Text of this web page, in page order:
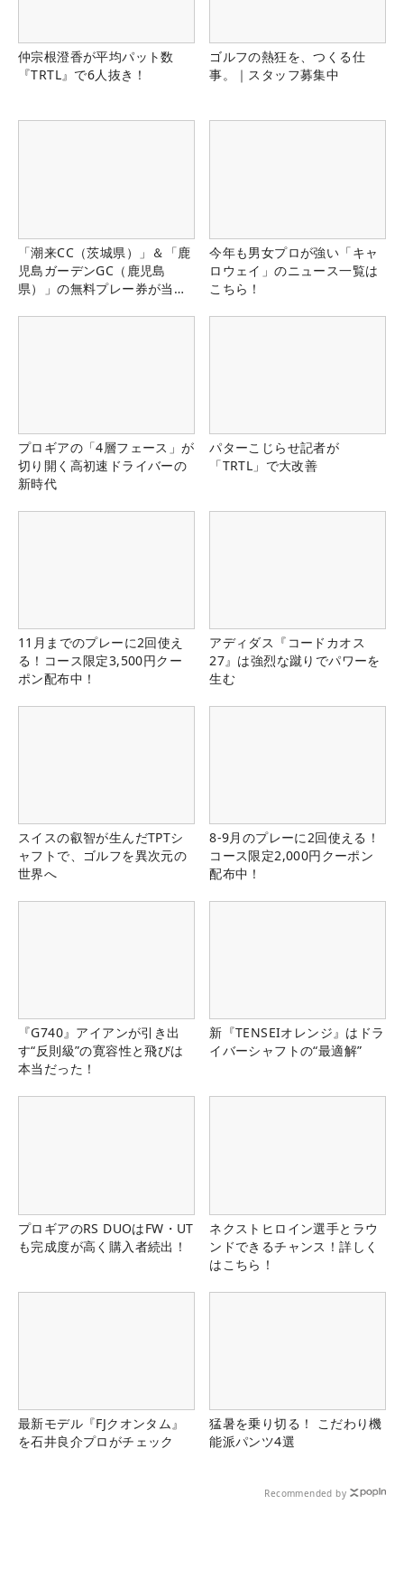
仲宗根澄香が平均パット数
『TRTL』で6人抜き！
ゴルフの熱狂を、つくる仕
事。｜スタッフ募集中
「潮来CC（茨城県）」＆「鹿
児島ガーデンGC（鹿児島
県）」の無料プレー券が当た
今年も男女プロが強い「キャ
ロウェイ」のニュース一覧は
こちら！
プロギアの「4層フェース」が
切り開く高初速ドライバーの
新時代
パターこじらせ記者が
「TRTL」で大改善
11月までのプレーに2回使え
る！コース限定3,500円クー
ポン配布中！
アディダス『コードカオス
27』は強烈な蹴りでパワーを
生む
スイスの叡智が生んだTPTシ
ャフトで、ゴルフを異次元の
世界へ
8-9月のプレーに2回使える！
コース限定2,000円クーポン
配布中！
『G740』アイアンが引き出
す“反則級”の寛容性と飛びは
本当だった！
新『TENSEIオレンジ』はドラ
イバーシャフトの“最適解”
プロギアのRS DUOはFW・UT
も完成度が高く購入者続出！
ネクストヒロイン選手とラウ
ンドできるチャンス！詳しく
はこちら！
最新モデル『FJクオンタム』
を石井良介プロがチェック
猛暑を乗り切る！ こだわり機
能派パンツ4選
Recommended by